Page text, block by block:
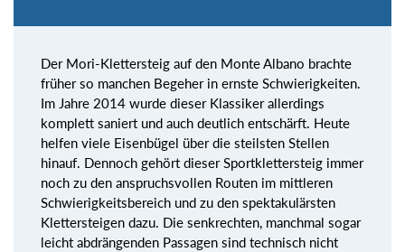
Der Mori-Klettersteig auf den Monte Albano brachte
früher so manchen Begeher in ernste Schwierigkeiten.
Im Jahre 2014 wurde dieser Klassiker allerdings
komplett saniert und auch deutlich entschärft. Heute
helfen viele Eisenbügel über die steilsten Stellen
hinauf. Dennoch gehört dieser Sportklettersteig immer
noch zu den anspruchsvollen Routen im mittleren
Schwierigkeitsbereich und zu den spektakulärsten
Klettersteigen dazu. Die senkrechten, manchmal sogar
leicht abdrängenden Passagen sind technisch nicht